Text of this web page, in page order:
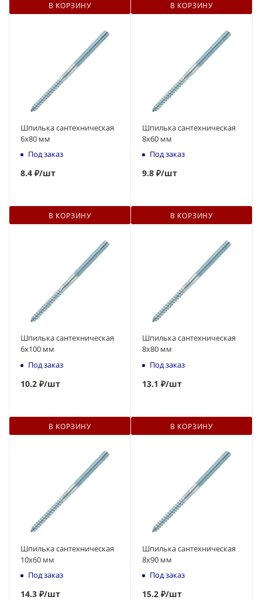
В КОРЗИНУ В КОРЗИНУ
Шпилька сантехническая
6x80 мм
Под заказ
8.4 ₽/шт
В КОРЗИНУ
Шпилька сантехническая
8x60 мм
Под заказ
9.8 ₽/шт
В КОРЗИНУ
Шпилька сантехническая
6x100 мм
Под заказ
10.2 ₽/шт
В КОРЗИНУ
Шпилька сантехническая
8x80 мм
Под заказ
13.1 ₽/шт
В КОРЗИНУ
Шпилька сантехническая
10x60 мм
Под заказ
14.3 ₽/шт
Шпилька сантехническая
8x90 мм
Под заказ
15.2 ₽/шт